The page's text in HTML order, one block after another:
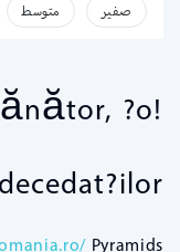
صفير متوسط
?o!
Pyramids